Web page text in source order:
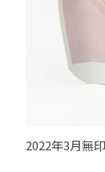
2022年3月無